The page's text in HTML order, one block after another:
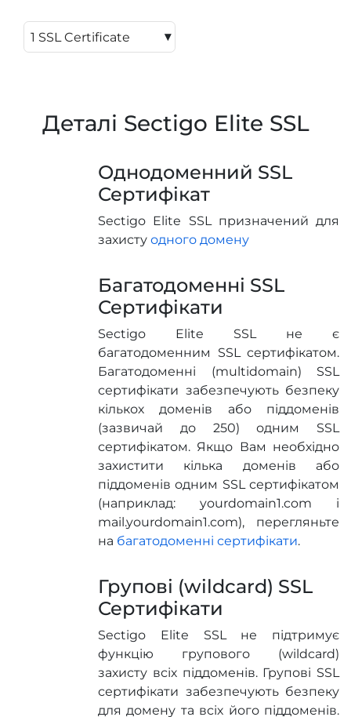
▾
Деталі Sectigo Elite SSL
Однодоменний SSL
Сертифікат
Sectigo Elite SSL призначений для
захисту одного домену
Багатодоменні SSL
Сертифікати
Sectigo Elite SSL не є
багатодоменним SSL сертифікатом.
Багатодоменні (multidomain) SSL
сертифікати забезпечують безпеку
кількох доменів або піддоменів
(зазвичай до 250) одним SSL
сертифікатом. Якщо Вам необхідно
захистити кілька доменів або
піддоменів одним SSL сертифікатом
(наприклад: yourdomain1.com і
mail.yourdomain1.com), перегляньте
на багатодоменні сертифікати.
Групові (wildcard) SSL
Сертифікати
Sectigo Elite SSL не підтримує
функцію групового (wildcard)
захисту всіх піддоменів. Групові SSL
сертифікати забезпечують безпеку
для домену та всіх його піддоменів.